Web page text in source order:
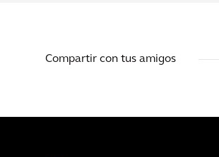
Compartir con tus amigos